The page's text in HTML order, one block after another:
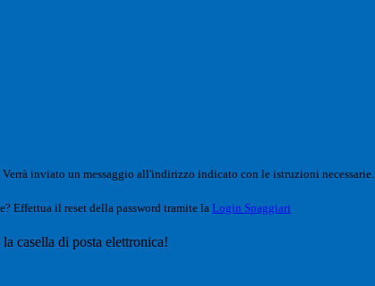
Verrà inviato un messaggio all'indirizzo indicato con le istruzioni necessarie.
Effettua il reset della password tramite la Login Spaggiari
casella di posta elettronica!